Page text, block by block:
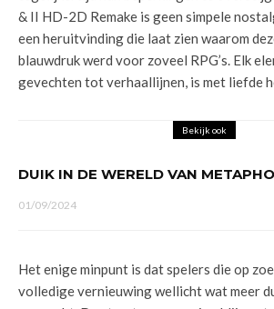
& II HD-2D Remake is geen simpele
een heruitvinding die laat zien waarom
blauwdruk werd voor zoveel RPG’s. Elk
gevechten tot verhaallijnen, is met liefde
Bekijk ook
DUIK IN DE WERELD VAN
01/09/2024
Het enige minpunt is dat spelers die op
volledige vernieuwing wellicht wat meer